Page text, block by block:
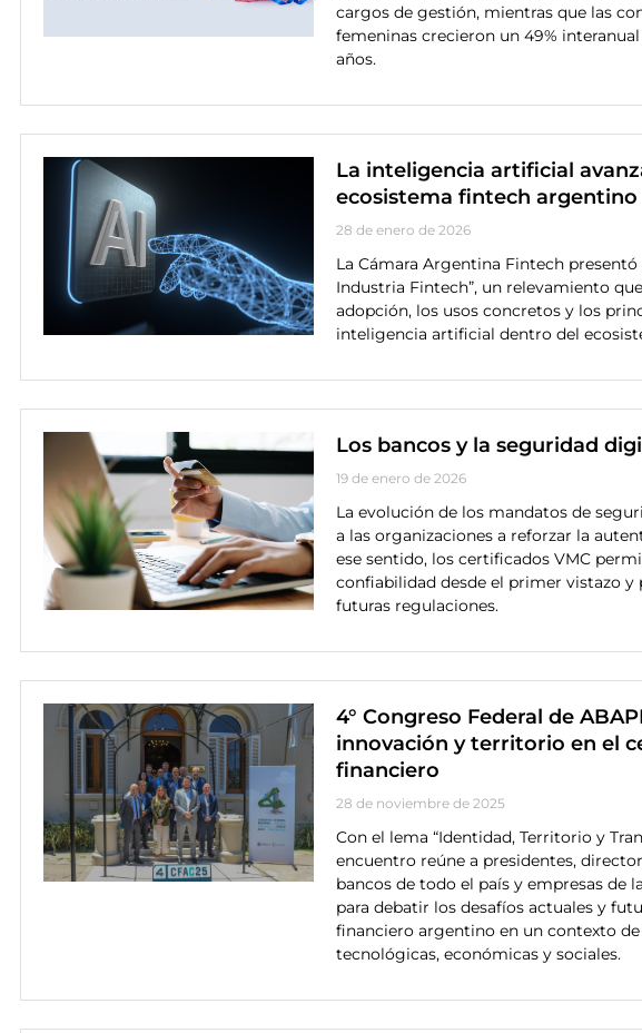
cargos de gestión, mientras que las
femeninas crecieron un 49%
años.
La inteligencia artificial
ecosistema fintech argentino
28 de enero de 2026
La Cámara Argentina Fintech presentó
Industria Fintech”, un relevamiento
adopción, los usos concretos y los
inteligencia artificial dentro del
Los bancos y la seguridad
19 de enero de 2026
La evolución de los mandatos de
a las organizaciones a reforzar la
ese sentido, los certificados VMC
confiabilidad desde el primer vistazo y
futuras regulaciones.
4° Congreso Federal de
innovación y territorio en el
financiero
28 de noviembre de 2025
Con el lema “Identidad, Territorio y
encuentro reúne a presidentes,
bancos de todo el país y empresas de
para debatir los desafíos actuales y
financiero argentino en un contexto
tecnológicas, económicas y sociales.